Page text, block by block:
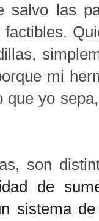
salvo las
mi
que yo
son
de
sistema